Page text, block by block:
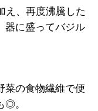
え、再度沸騰した
器に盛ってバジル
の食物繊維で便
◎。